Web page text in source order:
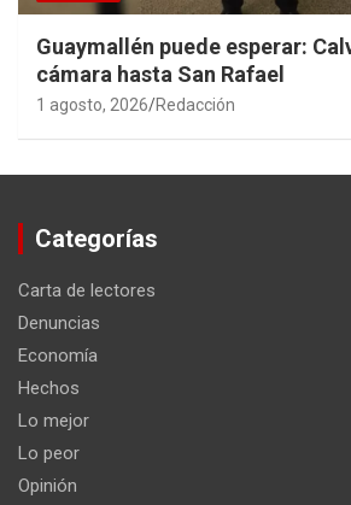
Guaymallén puede esperar:
cámara hasta San Rafael
1 agosto, 2026 Redacción
Categorías
Carta de lectores
Denuncias
Economía
Hechos
Lo mejor
Lo peor
Opinión